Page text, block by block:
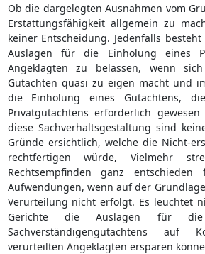
Ob die dargelegten Ausnahmen vom
Erstattungsfähigkeit allgemein zu
keiner Entscheidung. Jedenfalls
Auslagen für die Einholung eines
Angeklagten zu belassen, wenn
Gutachten quasi zu eigen macht und
die Einholung eines Gutachtens,
Privatgutachtens erforderlich
diese Sachverhaltsgestaltung sind
Gründe ersichtlich, welche die Nicht-
rechtfertigen würde, Vielmehr
Rechtsempfinden ganz
Aufwendungen, wenn auf der
Verurteilung nicht erfolgt. Es leuchtet
Gerichte die Auslagen für die
Sachverständigengutachtens auf
verurteilten Angeklagten ersparen